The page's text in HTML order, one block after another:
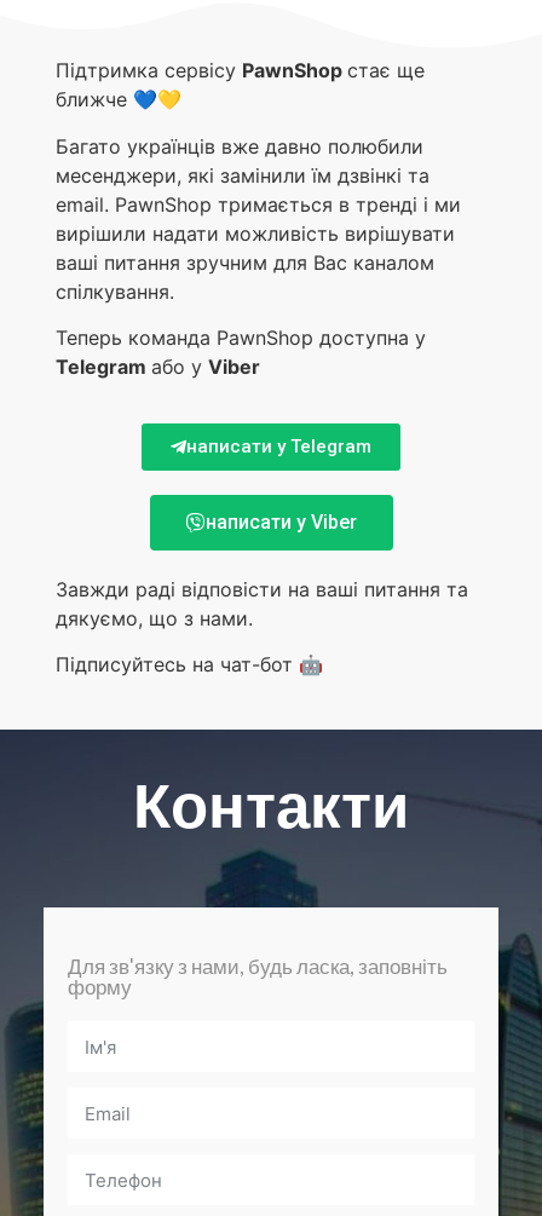
Підтримка сервісу PawnShop стає ще
ближче 💙💛
Багато українців вже давно полюбили
месенджери, які замінили їм дзвінкі та
email. PawnShop тримається в тренді і ми
вирішили надати можливість вирішувати
ваші питання зручним для Вас каналом
спілкування.
Теперь команда PawnShop доступна у
Telegram або у Viber
написати у Telegram
написати у Viber
Завжди раді відповісти на ваші питання та
дякуємо, що з нами.
Підписуйтесь на чат-бот 🤖
Контакти
Для зв'язку з нами, будь ласка, заповніть
форму